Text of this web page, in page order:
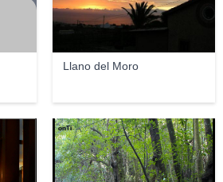
Llano del Moro
onTi